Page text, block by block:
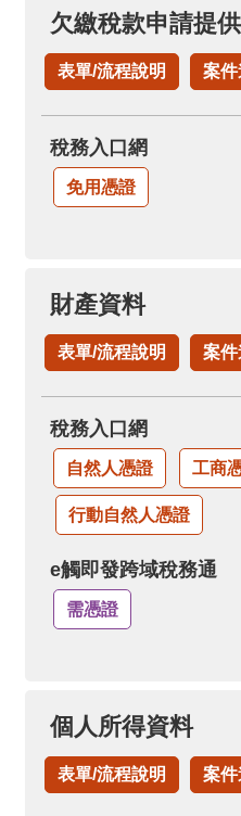
欠繳稅款申請提
表單/流程說明 案
稅務入口網
免用憑證
財產資料
表單/流程說明 案
稅務入口網
自然人憑證 工商
行動自然人憑證
e觸即發跨域稅務通
需憑證
個人所得資料
表單/流程說明 案